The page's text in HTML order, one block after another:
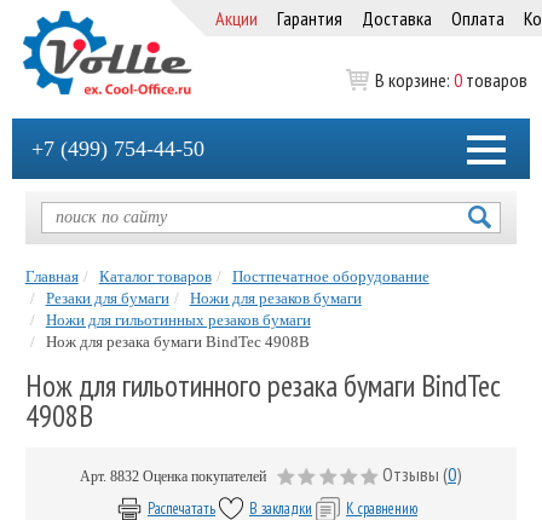
Акции Гарантия Доставка Оплата
В корзине: 0 товаров
+7 (499) 754-44-50
Главная Каталог товаров
Постпечатное оборудование
Резаки для бумаги
Ножи для резаков бумаги
Ножи для гильотинных резаков бумаги
Нож для резака бумаги BindTec 4908B
Нож для гильотинного резака бумаги BindTec
4908B
Арт. 8832 Оценка покупателей Отзывы (0)
Распечатать В закладки К сравнению